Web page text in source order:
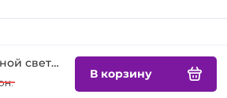
VILMO TRIO Подвесной светильник
В корзину